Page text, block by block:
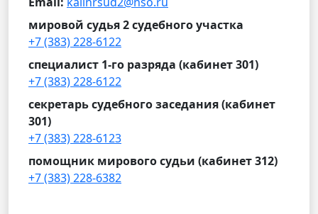
мировой судья 2 судебного участка
+7 (383) 228-6122
специалист 1-го разряда (кабинет 301)
+7 (383) 228-6122
секретарь судебного заседания (кабинет
301)
+7 (383) 228-6123
помощник мирового судьи (кабинет 312)
+7 (383) 228-6382